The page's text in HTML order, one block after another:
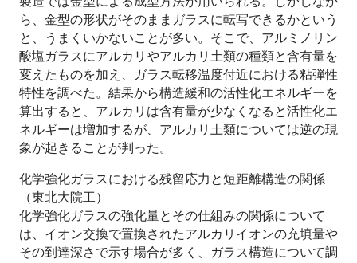
ら、金型の形状がそのままガラスに転写できるかという
と、うまくいかないことが多い。そこで、アルミノリン
酸塩ガラスにアルカリやアルカリ土類の種類と含有量を
変えたものを加え、ガラス転移温度付近における粘弾性
特性を調べた。結果から構造緩和の活性化エネルギーを
算出すると、アルカリは含有量が少なくなると活性化エ
ネルギーは増加するが、アルカリ土類については逆の現
象が起きることが判った。
化学強化ガラスにおける残留応力と短距離構造の関係
（東北大院工）
化学強化ガラスの強化量とその仕組みの関係について
は、イオン交換で置換されたアルカリイオンの充填量や
その到達深さで示す場合が多く、ガラス構造について調